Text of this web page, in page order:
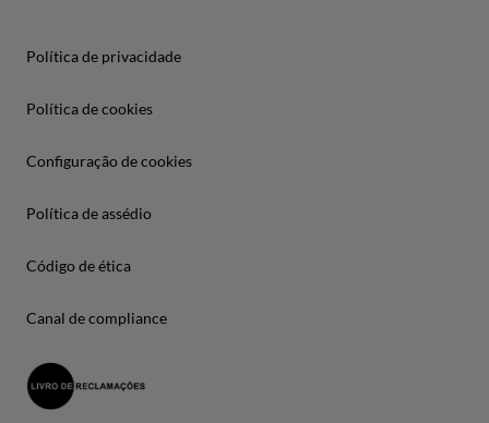
Política de privacidade
Política de cookies
Configuração de cookies
Política de assédio
Código de ética
Canal de compliance